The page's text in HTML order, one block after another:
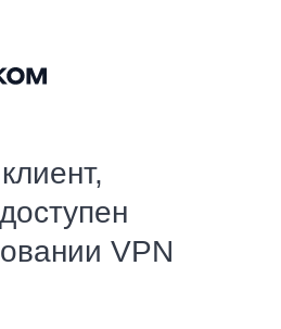
VPN